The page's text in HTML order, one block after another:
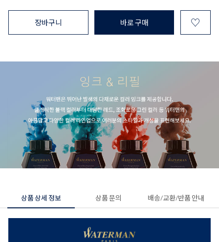
장바구니 바로 구매 ♡
상품 상세 정보 상품 문의 배송/교환/반품 안내